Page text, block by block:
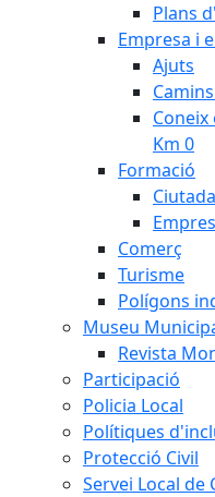
Plans
Empresa i
Ajuts
Km 0
Formació
Comerç
Turisme
Polígons
Museu
Revista
Participació
Policia Local
Polítiques
Protecció Civil
Servei Local de